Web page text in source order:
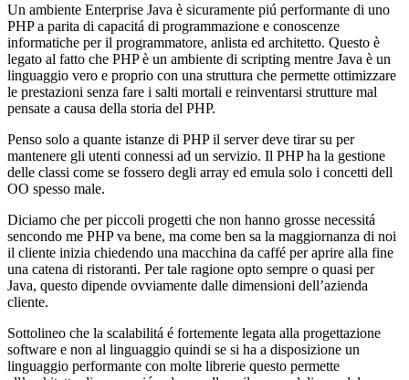
Un ambiente Enterprise Java è sicuramente piú performante di uno
PHP a parita di capacitá di programmazione e conoscenze
informatiche per il programmatore, anlista ed architetto. Questo è
legato al fatto che PHP è un ambiente di scripting mentre Java è un
linguaggio vero e proprio con una struttura che permette ottimizzare
le prestazioni senza fare i salti mortali e reinventarsi strutture mal
pensate a causa della storia del PHP.
Penso solo a quante istanze di PHP il server deve tirar su per
mantenere gli utenti connessi ad un servizio. Il PHP ha la gestione
delle classi come se fossero degli array ed emula solo i concetti dell
OO spesso male.
Diciamo che per piccoli progetti che non hanno grosse necessitá
sencondo me PHP va bene, ma come ben sa la maggiornanza di noi
il cliente inizia chiedendo una macchina da caffé per aprire alla fine
una catena di ristoranti. Per tale ragione opto sempre o quasi per
Java, questo dipende ovviamente dalle dimensioni dell’azienda
cliente.
Sottolineo che la scalabilitá é fortemente legata alla progettazione
software e non al linguaggio quindi se si ha a disposizione un
linguaggio performante con molte librerie questo permette